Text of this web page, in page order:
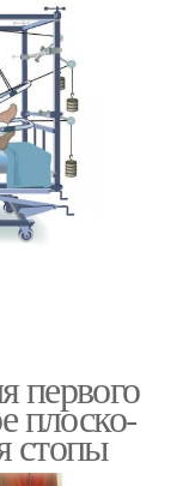
первого
плоско-
стопы